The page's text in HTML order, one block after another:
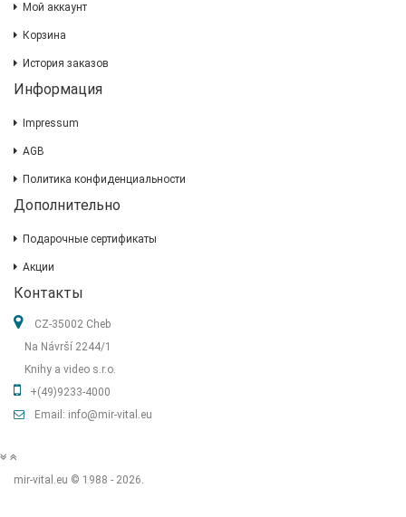
Мой аккаунт
Корзина
История заказов
Информация
Impressum
AGB
Политика конфиденциальности
Дополнительно
Подарочные сертификаты
Акции
Контакты
CZ-35002 Cheb
Na Návrší 2244/1
Knihy a video s.r.o.
+(49)9233-4000
Email: info@mir-vital.eu
mir-vital.eu © 1988 - 2026.